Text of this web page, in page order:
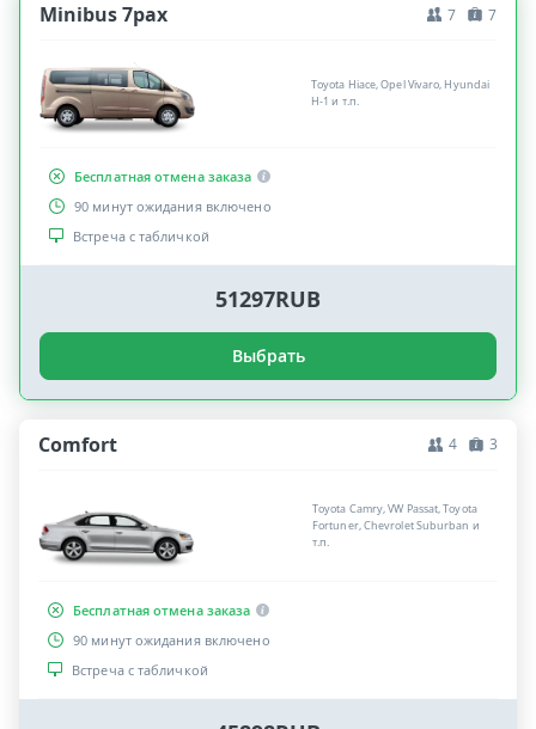
Minibus 7pax 7 7
Toyota Hiace, Opel Vivaro, Hyundai
H-1 и т.п.
Бесплатная отмена заказа
90 минут ожидания включено
Встреча с табличкой
51297RUB
Выбрать
Comfort 4 3
Toyota Camry, VW Passat, Toyota
Fortuner, Chevrolet Suburban и
т.п.
Бесплатная отмена заказа
90 минут ожидания включено
Встреча с табличкой